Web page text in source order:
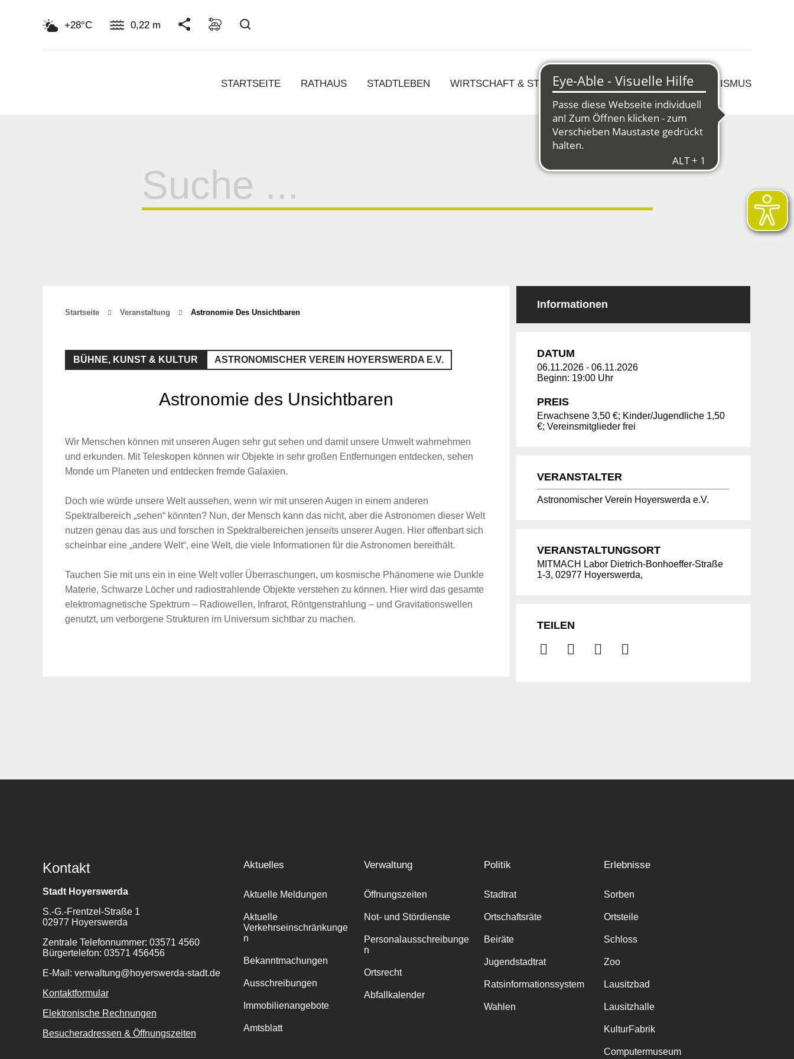
+28°C 0,22 m
STARTSEITE RATHAUS STADTLEBEN WIRTSCHAFT & STRUKTURWANDEL KULTUR & TOURISMUS
für:
Startseite Veranstaltung Astronomie Des Unsichtbaren
BÜHNE, KUNST & KULTUR ASTRONOMISCHER VEREIN HOYERSWERDA E.V.
Astronomie des Unsichtbaren
Wir Menschen können mit unseren Augen sehr gut sehen und damit unsere Umwelt wahrnehmen
und erkunden. Mit Teleskopen können wir Objekte in sehr großen Entfernungen entdecken, sehen
Monde um Planeten und entdecken fremde Galaxien.
Doch wie würde unsere Welt aussehen, wenn wir mit unseren Augen in einem anderen
Spektralbereich „sehen“ könnten? Nun, der Mensch kann das nicht, aber die Astronomen dieser Welt
nutzen genau das aus und forschen in Spektralbereichen jenseits unserer Augen. Hier offenbart sich
scheinbar eine „andere Welt“, eine Welt, die viele Informationen für die Astronomen bereithält.
Tauchen Sie mit uns ein in eine Welt voller Überraschungen, um kosmische Phänomene wie Dunkle
Materie, Schwarze Löcher und radiostrahlende Objekte verstehen zu können. Hier wird das gesamte
elektromagnetische Spektrum – Radiowellen, Infrarot, Röntgenstrahlung – und Gravitationswellen
genutzt, um verborgene Strukturen im Universum sichtbar zu machen.
Informationen
DATUM
06.11.2026 - 06.11.2026
Beginn: 19:00 Uhr
PREIS
Erwachsene 3,50 €; Kinder/Jugendliche 1,50
€; Vereinsmitglieder frei
VERANSTALTER
Astronomischer Verein Hoyerswerda e.V.
VERANSTALTUNGSORT
MITMACH Labor Dietrich-Bonhoeffer-Straße
1-3, 02977 Hoyerswerda,
TEILEN
Kontakt
Stadt Hoyerswerda
S.-G.-Frentzel-Straße 1
02977 Hoyerswerda
Zentrale Telefonnummer: 03571 4560
Bürgertelefon: 03571 456456
E-Mail: verwaltung@hoyerswerda-stadt.de
Kontaktformular
Elektronische Rechnungen
Besucheradressen & Öffnungszeiten
Aktuelles
Aktuelle Meldungen
Aktuelle
Verkehrseinschränkunge
n
Bekanntmachungen
Ausschreibungen
Immobilienangebote
Amtsblatt
Verwaltung
Öffnungszeiten
Not- und Stördienste
Personalausschreibunge
n
Ortsrecht
Abfallkalender
Politik
Stadtrat
Ortschaftsräte
Beiräte
Jugendstadtrat
Ratsinformationssystem
Wahlen
Erlebnisse
Sorben
Ortsteile
Schloss
Zoo
Lausitzbad
Lausitzhalle
KulturFabrik
Computermuseum